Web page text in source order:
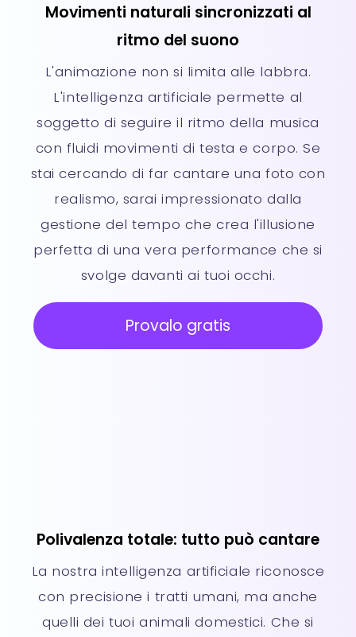
Movimenti naturali sincronizzati al
ritmo del suono
L'animazione non si limita alle labbra.
L'intelligenza artificiale permette al
soggetto di seguire il ritmo della musica
con fluidi movimenti di testa e corpo. Se
stai cercando di far cantare una foto con
realismo, sarai impressionato dalla
gestione del tempo che crea l'illusione
perfetta di una vera performance che si
svolge davanti ai tuoi occhi.
Provalo gratis
Polivalenza totale: tutto può cantare
La nostra intelligenza artificiale riconosce
con precisione i tratti umani, ma anche
quelli dei tuoi animali domestici. Che si